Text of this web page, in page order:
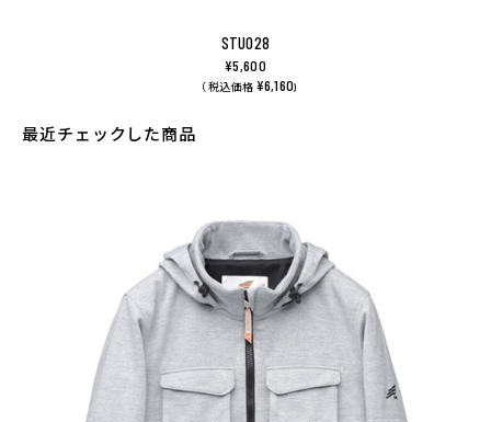
STU028
¥5,600
（ 税込価格 ¥6,160)
最近チェックした商品